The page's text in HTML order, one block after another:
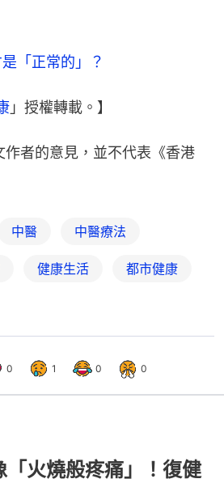
「正常的」？
」授權轉載。】
作者的意見，並不代表《香港
中醫 中醫療法
健康生活 都市健康
0 1 0 0
「火燒般疼痛」！復健